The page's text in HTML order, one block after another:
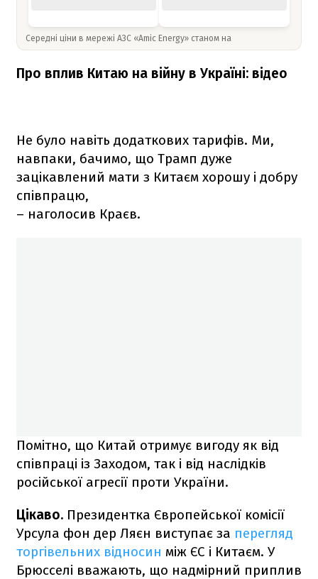
Середні ціни в мережі АЗС «Amic Energy» станом на
Про вплив Китаю на війну в Україні: відео
Не було навіть додаткових тарифів. Ми,
навпаки, бачимо, що Трамп дуже
зацікавлений мати з Китаєм хорошу і добру
співпрацю,
– наголосив Краєв.
Помітно, що Китай отримує вигоду як від
співпраці із Заходом, так і від наслідків
російської агресії проти України.
Цікаво. Президентка Європейської комісії
Урсула фон дер Ляєн виступає за перегляд
торгівельних відносин між ЄС і Китаєм. У
Брюсселі вважають, що надмірний приплив